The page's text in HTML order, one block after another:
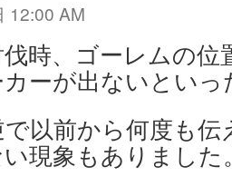
12:00 AM
時、ゴーレムの位
ーが出ないとい
で以前から何度も
現象もありました